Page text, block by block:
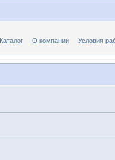
Каталог О компании Условия